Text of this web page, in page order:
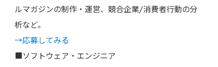
ルマガジンの制作・運営、競合企業/消費者行動の分
析など。
→応募してみる
■ソフトウェア・エンジニア